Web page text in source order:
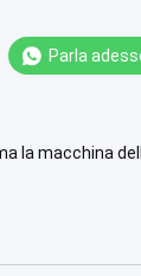
Parla
la macchina